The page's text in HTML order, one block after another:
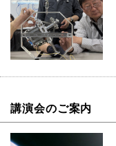
講演会のご案内